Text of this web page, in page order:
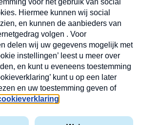
Kwetsbaarheid
X
abonnement op de MAX
Elke maandag en